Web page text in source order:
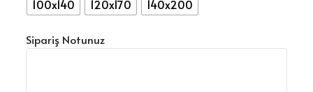
100x140
120x170 140x200
Sipariş Notunuz